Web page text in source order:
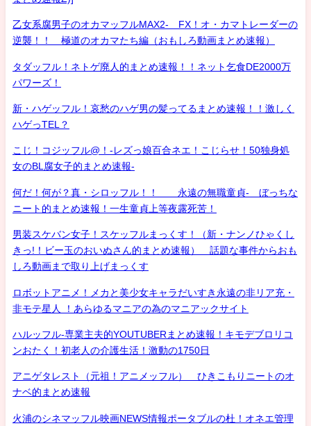
乙女系腐男子のオカマッフルMAX2- FX！オ・カマトレーダーの
逆襲！！ 極道のオカマたち編（おもしろ動画まとめ速報）
タダッフル！ネトゲ廃人的まとめ速報！！ネット乞食DE2000万
パワーズ！
新・ハゲッフル！哀愁のハゲ男の髪ってるまとめ速報！！激しく
ハゲっTEL？
こじ！コジッフル@！-レズっ娘百合ネエ！こじらせ！50独身処
女のBL腐女子的まとめ速報-
何だ！何が？真・シロッフル！！ 永遠の無職童貞- ぼっちな
ニート的まとめ速報！一生童貞上等夜露死苦！
男装スケバン女子！スケッフルまっくす！（新・ナンノひゃくし
きっ!！ビー玉のおいぬさん的まとめ速報） 話題な事件からおも
しろ動画まで取り上げまっくす
ロボットアニメ！メカと美少女キャラだいすき永遠の非リア充・
非モテ星人 ！あらゆるマニアの為のマニアックサイト
ハルッフル-専業主夫的YOUTUBERまとめ速報！キモデブロリコ
ンおたく！初老人の介護生活！激動の1750日
アニゲタレスト（元祖！アニメッフル） ひきこもりニートのオ
ナベ的まとめ速報
火浦のシネマッフル映画NEWS情報ポータブルの杜！オネエ管理